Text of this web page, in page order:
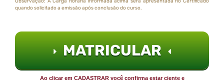
Observação: A Carga horária informada acima será apresentada no Certificado
quando solicitado a emissão após conclusão do curso.
MATRICULAR
Ao clicar em CADASTRAR você confirma estar ciente e